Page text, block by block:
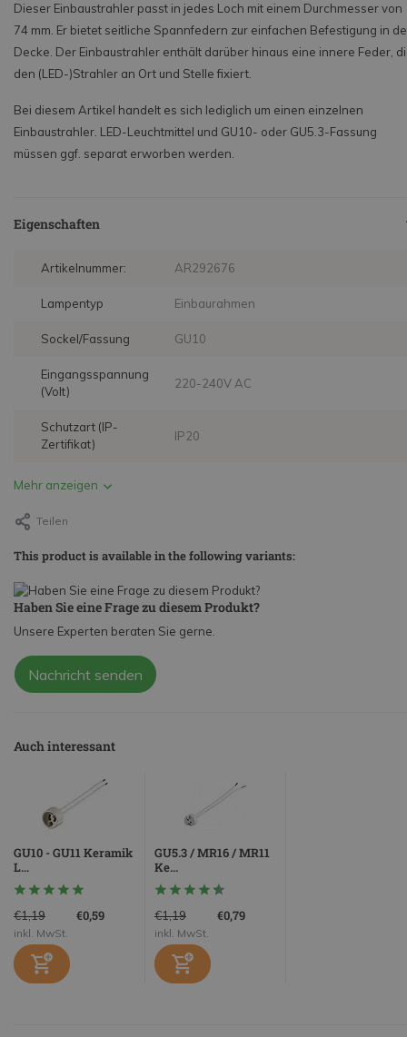
Dieser Einbaustrahler passt in jedes Loch mit einem Durchmesser von
74 mm. Er bietet seitliche Spannfedern zur einfachen Befestigung in
Decke. Der Einbaustrahler enthält darüber hinaus eine innere Feder,
den (LED-)Strahler an Ort und Stelle fixiert.
Bei diesem Artikel handelt es sich lediglich um einen einzelnen
Einbaustrahler. LED-Leuchtmittel und GU10- oder GU5.3-Fassung
müssen ggf. separat erworben werden.
Eigenschaften
Artikelnummer: AR292676
Lampentyp Einbaurahmen
Sockel/Fassung GU10
Eingangsspannung
(Volt)
220-240V AC
Schutzart (IP-
Zertifikat)
IP20
Mehr anzeigen
Teilen
This product is available in the following variants:
Haben Sie eine Frage zu diesem Produkt?
Unsere Experten beraten Sie gerne.
Nachricht senden
Auch interessant
GU10 - GU11 Keramik
L...
€1,19 €0,59
inkl. MwSt.
GU5.3 / MR16 / MR11
Ke...
€1,19 €0,79
inkl. MwSt.